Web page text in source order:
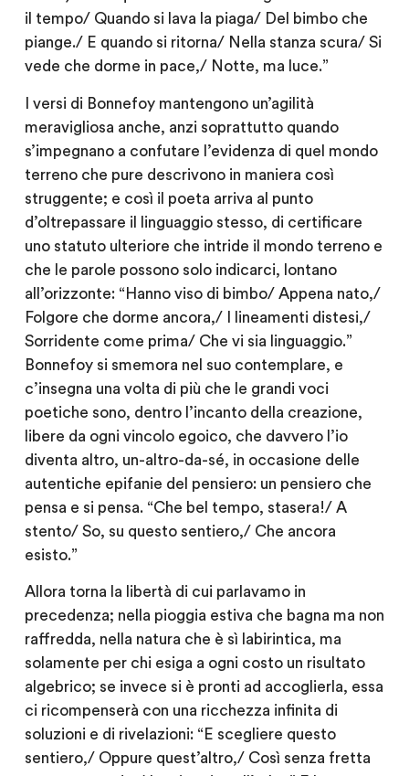
il tempo/ Quando si lava la piaga/ Del bimbo che
piange./ E quando si ritorna/ Nella stanza scura/ Si
vede che dorme in pace,/ Notte, ma luce.”
I versi di Bonnefoy mantengono un’agilità
meravigliosa anche, anzi soprattutto quando
s’impegnano a confutare l’evidenza di quel mondo
terreno che pure descrivono in maniera così
struggente; e così il poeta arriva al punto
d’oltrepassare il linguaggio stesso, di certificare
uno statuto ulteriore che intride il mondo terreno e
che le parole possono solo indicarci, lontano
all’orizzonte: “Hanno viso di bimbo/ Appena nato,/
Folgore che dorme ancora,/ I lineamenti distesi,/
Sorridente come prima/ Che vi sia linguaggio.”
Bonnefoy si smemora nel suo contemplare, e
c’insegna una volta di più che le grandi voci
poetiche sono, dentro l’incanto della creazione,
libere da ogni vincolo egoico, che davvero l’io
diventa altro, un-altro-da-sé, in occasione delle
autentiche epifanie del pensiero: un pensiero che
pensa e si pensa. “Che bel tempo, stasera!/ A
stento/ So, su questo sentiero,/ Che ancora
esisto.”
Allora torna la libertà di cui parlavamo in
precedenza; nella pioggia estiva che bagna ma non
raffredda, nella natura che è sì labirintica, ma
solamente per chi esiga a ogni costo un risultato
algebrico; se invece si è pronti ad accoglierla, essa
ci ricompenserà con una ricchezza infinita di
soluzioni e di rivelazioni: “E scegliere questo
sentiero,/ Oppure quest’altro,/ Così senza fretta